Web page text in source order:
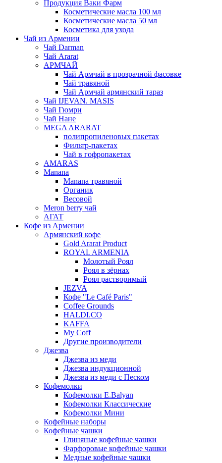
Продукция Ваки Фарм
Косметические масла 100 мл
Косметические масла 50 мл
Косметика для ухода
Чай из Армении
Чай Darman
Чай Ararat
АРМЧАЙ
Чай Армчай в прозрачной фасовке
Чай травяной
Чай Армчай армянский тараз
Чай IJEVAN. MASIS
Чай Гюмри
Чай Нане
MEGA ARARAT
полипропиленовых пакетах
Фильтр-пакетах
Чай в гофропакетах
AMARAS
Manana
Manana травяной
Органик
Весовой
Meron berry чай
АГАТ
Кофе из Армении
Армянский кофе
Gold Ararat Product
ROYAL ARMENIA
Молотый Роял
Роял в зёрнах
Роял растворимый
JEZVA
Кофе "Le Café Paris"
Coffee Grounds
HALDI.CO
KAFFA
My Coff
Другие производители
Джезва
Джезва из меди
Джезва индукционной
Джезва из меди с Песком
Кофемолки
Кофемолки E.Balyan
Кофемолки Классические
Кофемолки Мини
Кофейные наборы
Кофейные чашки
Глиняные кофейные чашки
Фарфоровые кофейные чашки
Медные кофейные чашки